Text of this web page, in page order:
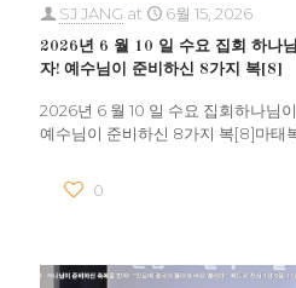
SJ JANG at 6월 15, 2026
2026년 6 월 10 일 수요 집회 하나
자! 예수님이 준비하신 8가지 복[8]
2026년 6 월 10 일 수요 집회하나님
예수님이 준비하신 8가지 복[8]마태
0